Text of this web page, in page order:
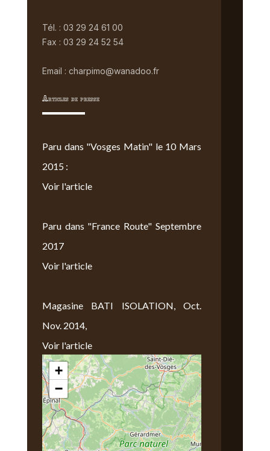
Tél. : 03 29 24 61 00
Fax : 03 29 24 52 54
Email : charpimo@wanadoo.fr
Articles de presse
Paru dans "Vosges Matin" le 10 Mars
2015 :
Voir l'article
Paru dans "France Route" Septembre
2017
Voir l'article
Magasine BATI ISOLATION, Oct.
Nov. 2014,
Voir l'article
Nous Trouver
+
−